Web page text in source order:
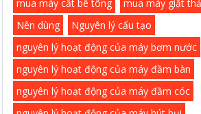
mua máy cắt bê tông
mua máy giặt
Nên dùng
Nguyên lý cấu tạo
nguyên lý hoạt động của máy bơm nước
nguyên lý hoạt động của máy đầm bàn
nguyên lý hoạt động của máy đầm cóc